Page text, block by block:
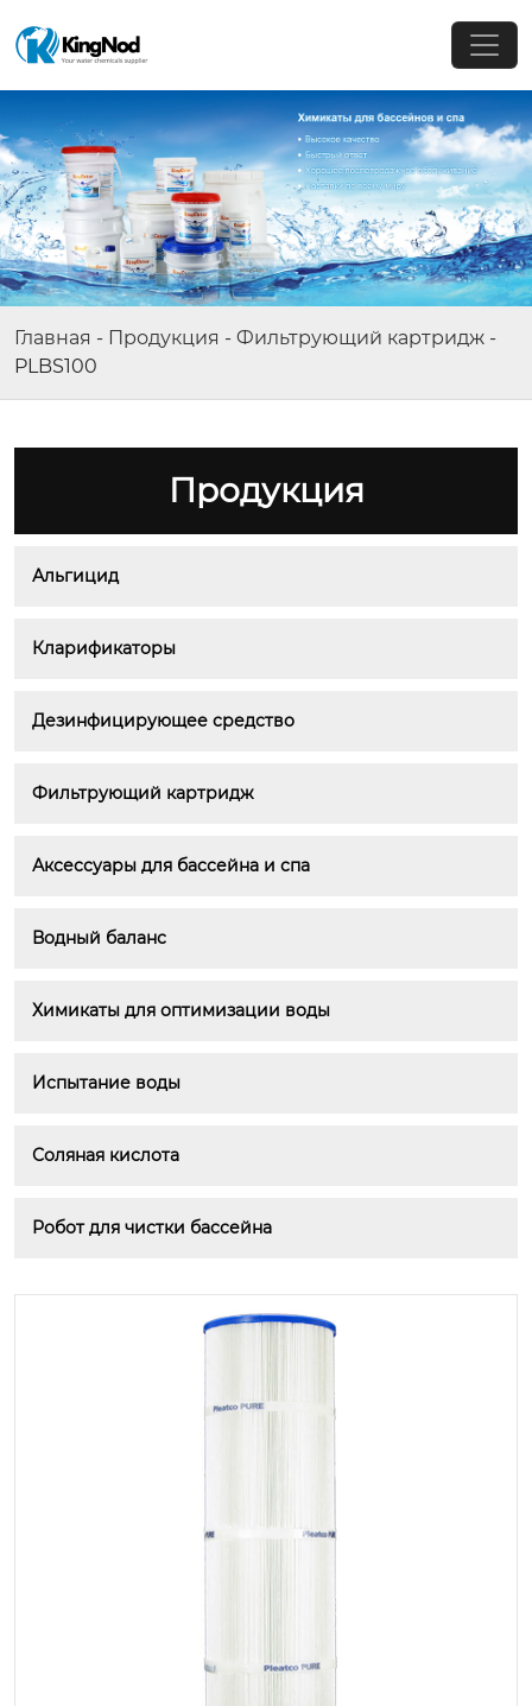
Главная - Продукция - Фильтрующий картридж -
PLBS100
Продукция
Альгицид
Кларификаторы
Дезинфицирующее средство
Фильтрующий картридж
Аксессуары для бассейна и спа
Водный баланс
Химикаты для оптимизации воды
Испытание воды
Соляная кислота
Робот для чистки бассейна